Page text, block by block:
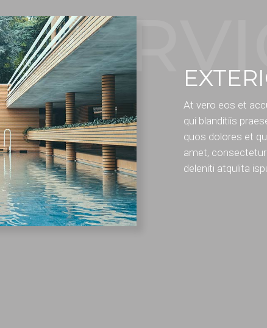
At vero eos et
qui blanditiis
quos dolores et
amet,
deleniti atqulita